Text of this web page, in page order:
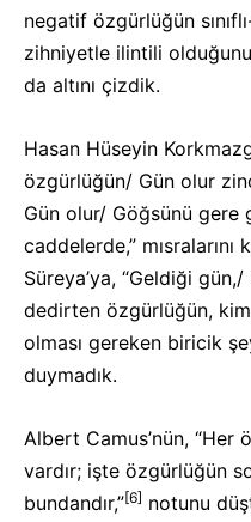
negatif özgürlüğün
zihniyetle ilintili
da altını çizdik.
Hasan Hüseyin
özgürlüğün/ Gün olur
Gün olur/ Göğsünü gere
caddelerde,”
Süreya’ya, “Geldiği
dedirten özgürlüğün,
olması gereken biricik
duymadık.
Albert Camus’nün, “Her
vardır; işte özgürlüğün
bundandır,”[6] notunu